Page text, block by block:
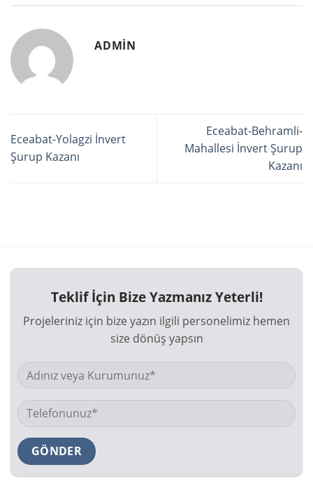
ADMIN
Eceabat-Yolagzi İnvert
Şurup Kazanı
Eceabat-Behramli-
Mahallesi İnvert Şurup
Kazanı
Teklif İçin Bize Yazmanız Yeterli!
Projeleriniz için bize yazın ilgili personelimiz hemen
size dönüş yapsın